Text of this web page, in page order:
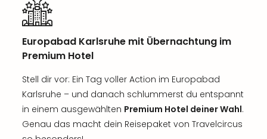
Europabad Karlsruhe mit Übernachtung im
Premium Hotel
Stell dir vor: Ein Tag voller Action im Europabad
Karlsruhe – und danach schlummerst du entspannt
in einem ausgewählten Premium Hotel deiner Wahl.
Genau das macht dein Reisepaket von Travelcircus